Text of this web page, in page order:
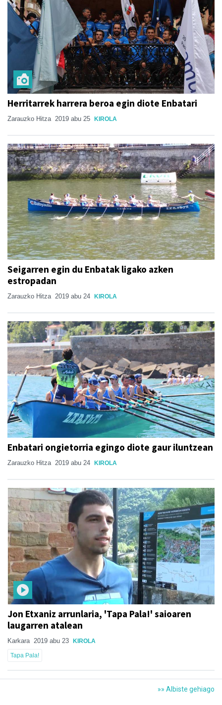
Herritarrek harrera beroa egin diote Enbatari
Zarauzko Hitza 2019 abu 25 KIROLA
Seigarren egin du Enbatak ligako azken
estropadan
Zarauzko Hitza 2019 abu 24 KIROLA
Enbatari ongietorria egingo diote gaur iluntzean
Zarauzko Hitza 2019 abu 24 KIROLA
Jon Etxaniz arrunlaria, 'Tapa Pala!' saioaren
laugarren atalean
Karkara 2019 abu 23 KIROLA
Tapa Pala!
»» Albiste gehiago